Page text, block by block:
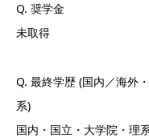
Q. 奨学金
未取得
Q. 最終学歴 (国内／海外
系)
国内・国立・大学院・理